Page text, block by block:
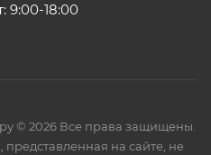
9:00-18:00
© 2026 Все права защищены.
на сайте, не